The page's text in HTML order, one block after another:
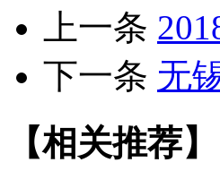
上一条
下一条 无
【相关推荐】